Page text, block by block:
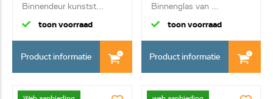
Binnendeur kunstst...
toon voorraad
Product informatie
Binnenglas van ...
toon voorraad
Product informatie